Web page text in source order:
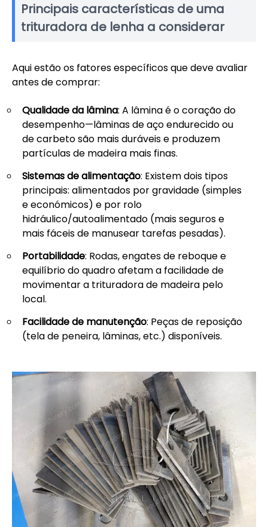
Principais características de uma
trituradora de lenha a considerar
Aqui estão os fatores específicos que deve avaliar
antes de comprar:
Qualidade da lâmina: A lâmina é o coração do
desempenho—lâminas de aço endurecido ou
de carbeto são mais duráveis e produzem
partículas de madeira mais finas.
Sistemas de alimentação: Existem dois tipos
principais: alimentados por gravidade (simples
e económicos) e por rolo
hidráulico/autoalimentado (mais seguros e
mais fáceis de manusear tarefas pesadas).
Portabilidade: Rodas, engates de reboque e
equilíbrio do quadro afetam a facilidade de
movimentar a trituradora de madeira pelo
local.
Facilidade de manutenção: Peças de reposição
(tela de peneira, lâminas, etc.) disponíveis.